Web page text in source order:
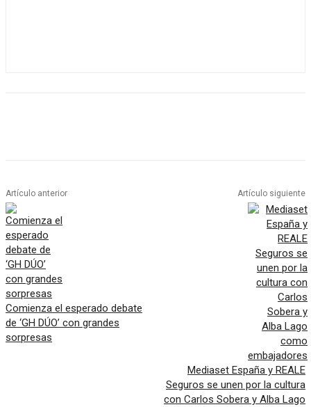
Artículo anterior
Comienza el esperado debate
de ‘GH DÚO’ con grandes
sorpresas
Artículo siguiente
Mediaset España y REALE
Seguros se unen por la cultura
con Carlos Sobera y Alba Lago